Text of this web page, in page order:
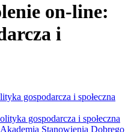
on-line:
i
gospodarcza i społeczna
gospodarcza i społeczna
Akademia Stanowienia Dobrego